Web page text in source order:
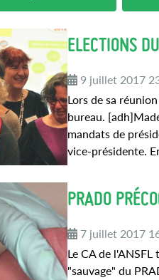
ELECTIONS
9 juillet 2017
Lors de sa
bureau.
mandats de
vice-présidente.
PRADO
7 juillet 2017
Le CA de
"sauvage" du